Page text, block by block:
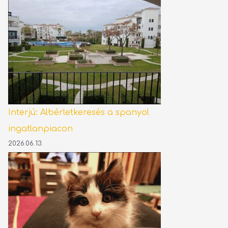
Interjú: Albérletkeresés a spanyol
ingatlanpiacon
2026.06.13.